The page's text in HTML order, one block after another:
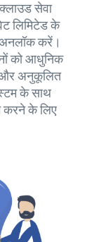
सेवा
लिमिटेड के
अनलॉक करें।
को आधुनिक
और अनुकूलित
के साथ
करने के लिए